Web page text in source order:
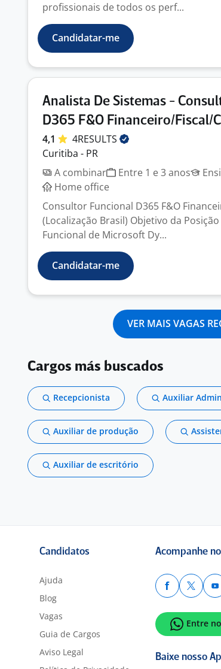
profissionais de todos os perf...
Candidatar-me
Analista De Sistemas -
D365 F&O Financeiro/Fiscal/
4,1
4RESULTS
Curitiba - PR
A combinar
Entre 1 e 3 anos
Home office
Consultor Funcional D365 F&O
(Localização Brasil) Objetivo da
Funcional de Microsoft Dy...
Candidatar-me
VER MAIS VAGAS
Cargos más buscados
Recepcionista Auxiliar
Auxiliar de produção
Auxiliar de escritório
Candidatos
Ajuda
Blog
Vagas
Guia de Cargos
Aviso Legal
Acompanhe
Entre
Baixe nosso